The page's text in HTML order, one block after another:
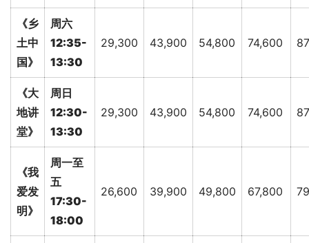
《乡
土中
国》
周六
12:35-
13:30
29,300 43,900 54,800 74,600
《大
地讲
堂》
周日
12:30-
13:30
29,300 43,900 54,800 74,600
《我
爱发
明》
周一至
五
17:30-
18:00
26,600 39,900 49,800 67,800